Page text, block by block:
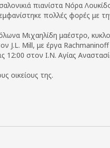
πιανίστα Νόρα
πολλές φορές με
Μιχαηλίδη μαέστρο,
J.L. Mill, με έργα
12:00 στον Ι.Ν. Αγίας
οικείους της.